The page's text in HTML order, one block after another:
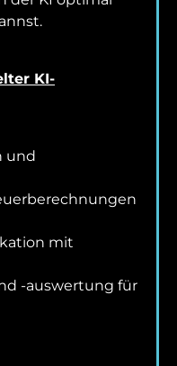
KI-
und
mit
-auswertung für